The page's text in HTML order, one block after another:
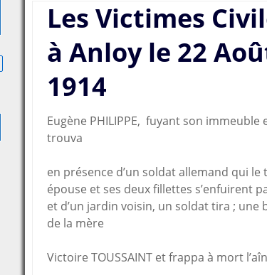
Les Victimes
à Anloy le 22
1914
Eugène PHILIPPE, fuyant son
trouva
en présence d’un soldat allemand qui le
épouse et ses deux fillettes s’enfuirent
et d’un jardin voisin, un soldat tira ; une
de la mère
Victoire TOUSSAINT et frappa à mort